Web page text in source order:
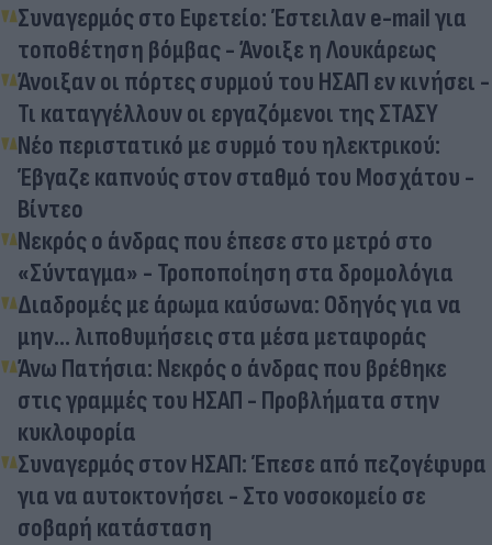
Συναγερμός στο Εφετείο: Έστειλαν e-mail για
τοποθέτηση βόμβας - Άνοιξε η Λουκάρεως
Άνοιξαν οι πόρτες συρμού του ΗΣΑΠ εν κινήσει -
Τι καταγγέλλουν οι εργαζόμενοι της ΣΤΑΣΥ
Νέο περιστατικό με συρμό του ηλεκτρικού:
Έβγαζε καπνούς στον σταθμό του Μοσχάτου -
Βίντεο
Νεκρός ο άνδρας που έπεσε στο μετρό στο
«Σύνταγμα» - Τροποποίηση στα δρομολόγια
Διαδρομές με άρωμα καύσωνα: Οδηγός για να
μην... λιποθυμήσεις στα μέσα μεταφοράς
Άνω Πατήσια: Νεκρός ο άνδρας που βρέθηκε
στις γραμμές του ΗΣΑΠ - Προβλήματα στην
κυκλοφορία
Συναγερμός στον ΗΣΑΠ: Έπεσε από πεζογέφυρα
για να αυτοκτονήσει - Στο νοσοκομείο σε
σοβαρή κατάσταση